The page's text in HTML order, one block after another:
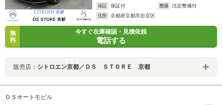
保証
保証付 整備
法定整備付
住所
京都府京都市右京区
無
料
今すぐ在庫確認・見積依頼
電話する
販売店： シトロエン京都／ＤＳ ＳＴＯＲＥ 京都
ＤＳオートモビル